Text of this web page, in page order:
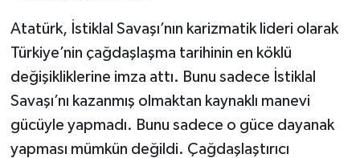
Atatürk, İstiklal Savaşı’nın karizmatik lideri olarak
Türkiye’nin çağdaşlaşma tarihinin en köklü
değişikliklerine imza attı. Bunu sadece İstiklal
Savaşı’nı kazanmış olmaktan kaynaklı manevi
gücüyle yapmadı. Bunu sadece o güce dayanak
yapması mümkün değildi. Çağdaşlaştırıcı